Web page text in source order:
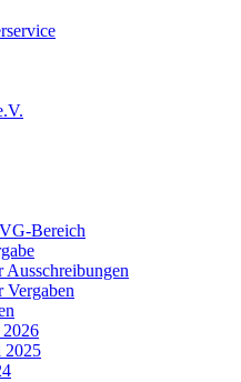
Bereich
Vergaben
2025